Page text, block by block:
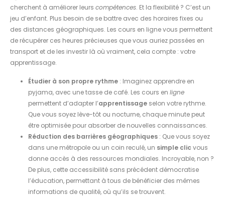
cherchent à améliorer leurs compétences. Et la flexibilité ? C’est un
jeu d’enfant. Plus besoin de se battre avec des horaires fixes ou
des distances géographiques. Les cours en ligne vous permettent
de récupérer ces heures précieuses que vous auriez passées en
transport et de les investir là où vraiment, cela compte : votre
apprentissage.
Étudier à son propre rythme : Imaginez apprendre en
pyjama, avec une tasse de café. Les cours en ligne
permettent d’adapter l’apprentissage selon votre rythme.
Que vous soyez lève-tôt ou nocturne, chaque minute peut
être optimisée pour absorber de nouvelles connaissances.
Réduction des barrières géographiques : Que vous soyez
dans une métropole ou un coin reculé, un simple clic vous
donne accès à des ressources mondiales. Incroyable, non ?
De plus, cette accessibilité sans précédent démocratise
l’éducation, permettant à tous de bénéficier des mêmes
informations de qualité, où qu’ils se trouvent.